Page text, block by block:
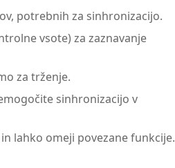
potrebnih za sinhronizacijo.
vsote) za zaznavanje
za trženje.
sinhronizacijo v
lahko omeji povezane funkcije.